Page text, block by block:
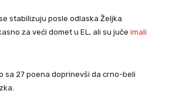
stabilizuju posle odlaska Željka
za veći domet u EL, ali su juče imali
sa 27 poena doprinevši da crno-beli